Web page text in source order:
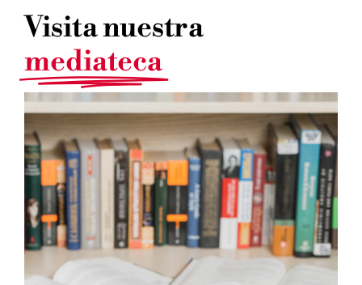
Visita nuestra
mediateca